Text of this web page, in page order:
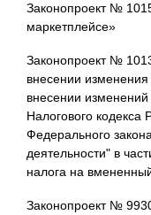
Законопроект №
маркетплейсе»
Законопроект №
внесении
внесении изменений
Налогового кодекса
Федерального
деятельности" в
налога на
Законопроект №